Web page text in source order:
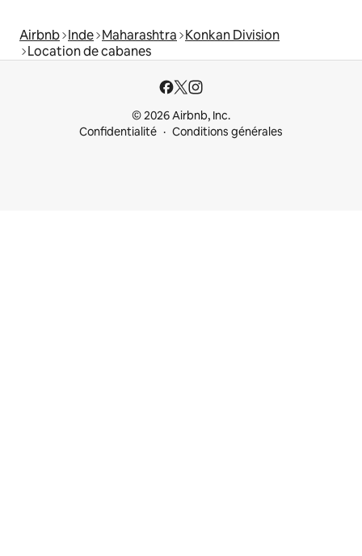
Airbnb Inde Maharashtra Konkan Division
Location de cabanes
© 2026 Airbnb, Inc.
Confidentialité
Conditions générales